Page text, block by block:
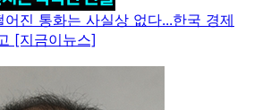
진 통화는 사실상 없다...한국 경제
[지금이뉴스]